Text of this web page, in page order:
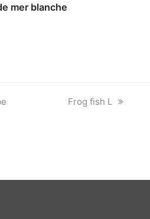
mer blanche
next
Frog fish L